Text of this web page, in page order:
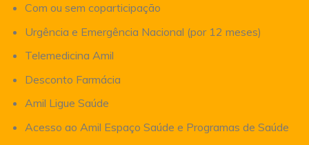
Com ou sem coparticipação
Urgência e Emergência Nacional (por 12 meses)
Telemedicina Amil
Desconto Farmácia
Amil Ligue Saúde
Acesso ao Amil Espaço Saúde e Programas de Saúde